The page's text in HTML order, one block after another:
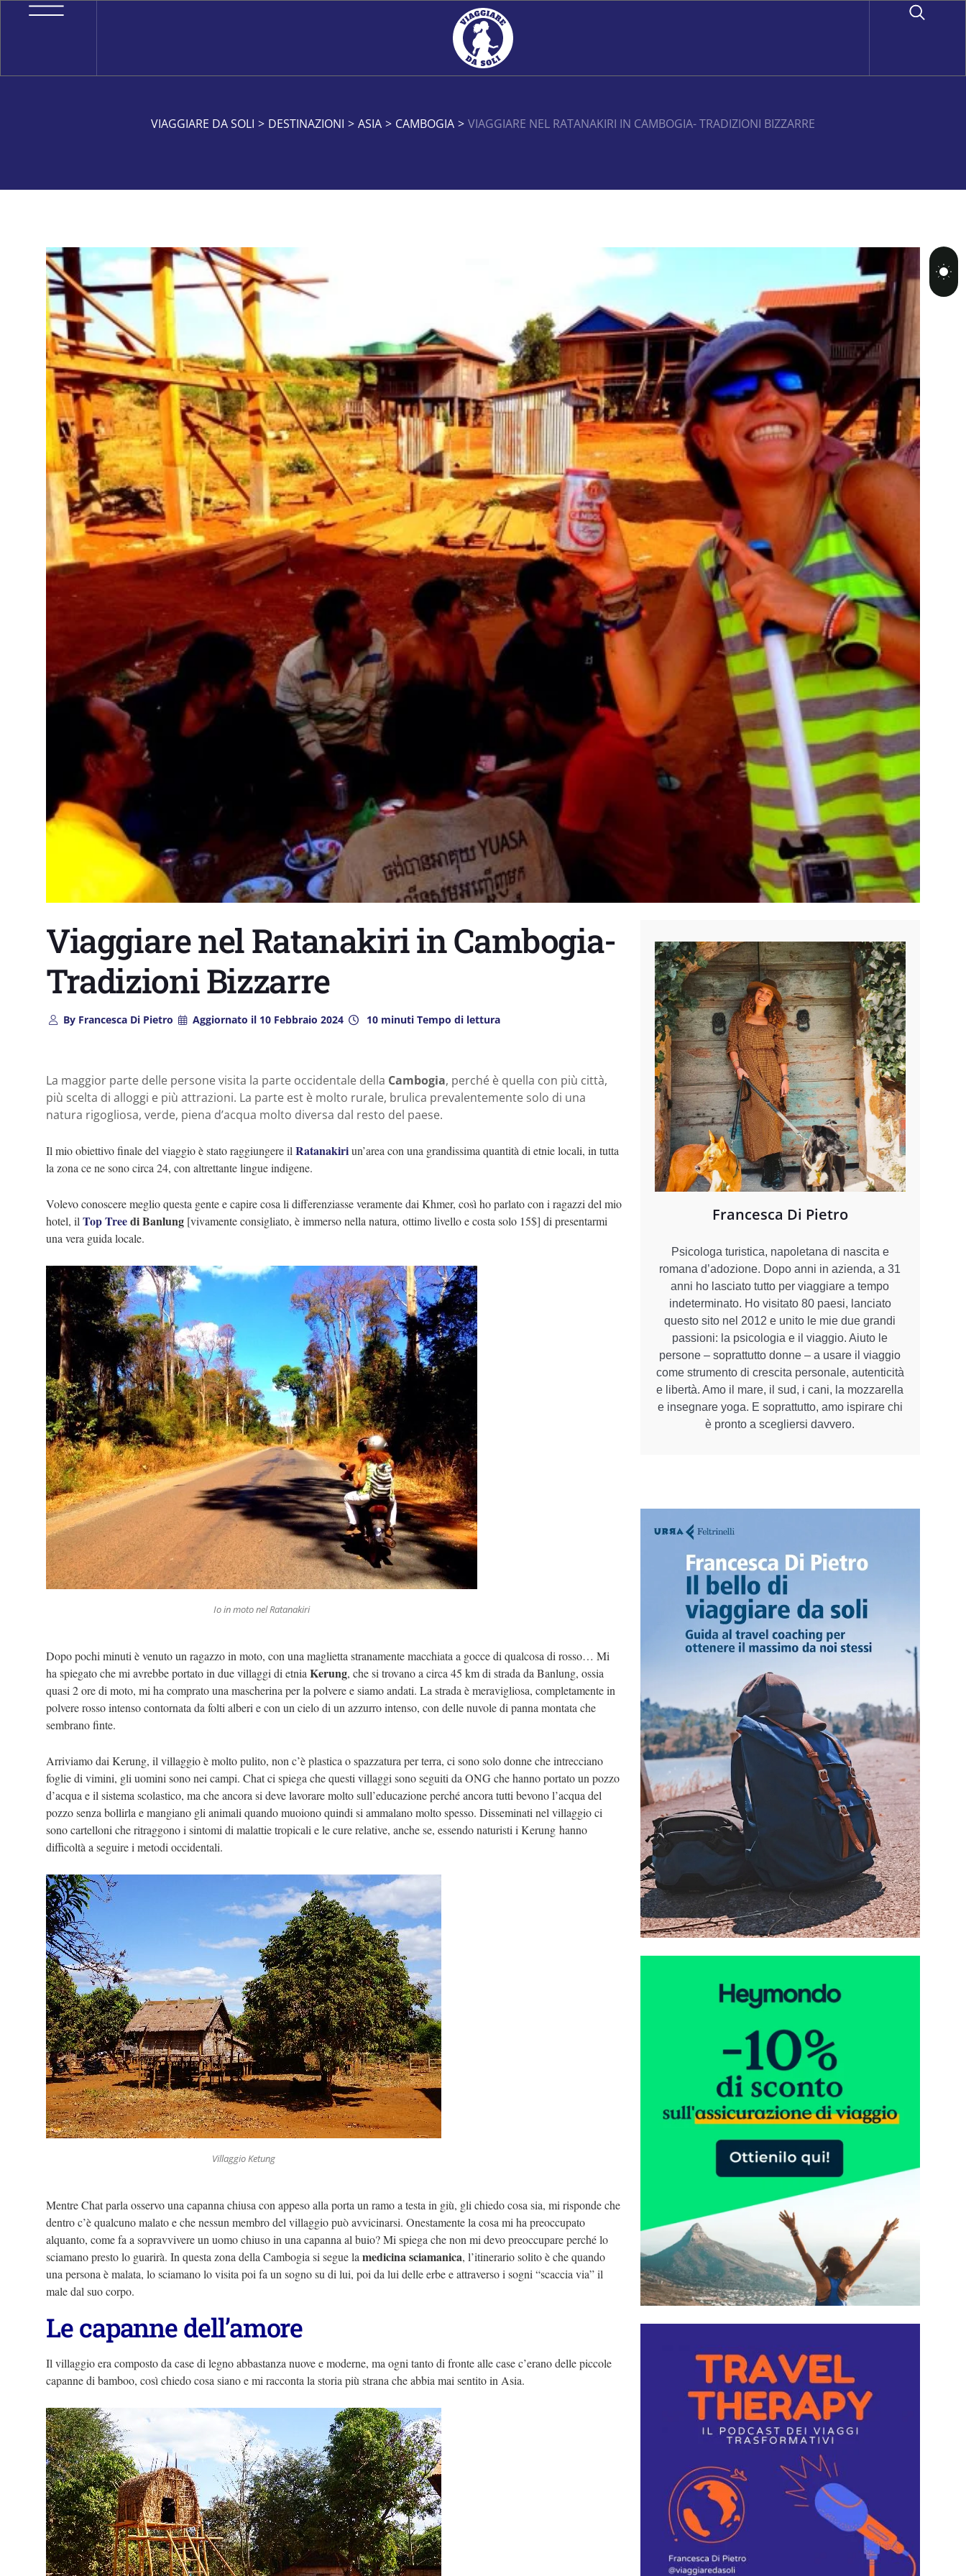
VIAGGIARE DA SOLI > DESTINAZIONI > ASIA > CAMBOGIA > VIAGGIARE NEL RATANAKIRI IN CAMBOGIA- TRADIZIONI BIZZARRE
Viaggiare nel Ratanakiri in Cambogia-
Tradizioni Bizzarre
ByFrancesca Di Pietro Aggiornato il 10 Febbraio 2024 10 minuti Tempo di lettura
La maggior parte delle persone visita la parte occidentale della Cambogia, perché è quella con più città,
più scelta di alloggi e più attrazioni. La parte est è molto rurale, brulica prevalentemente solo di una
natura rigogliosa, verde, piena d’acqua molto diversa dal resto del paese.
Il mio obiettivo finale del viaggio è stato raggiungere il Ratanakiriun’area con una grandissima quantità di etnie locali, in tutta
la zona ce ne sono circa 24, con altrettante lingue indigene.
Volevo conoscere meglio questa gente e capire cosa li differenziasse veramente dai Khmer, così ho parlato con i ragazzi del mio
hotel, il Top Treedi Banlung [vivamente consigliato, è immerso nella natura, ottimo livello e costa solo 15$] di presentarmi
una vera guida locale.
Io in moto nel Ratanakiri
Dopo pochi minuti è venuto un ragazzo in moto, con una maglietta stranamente macchiata a gocce di qualcosa di rosso… Mi
ha spiegato che mi avrebbe portato in due villaggi di etnia Kerung, che si trovano a circa 45 km di strada da Banlung, ossia
quasi 2 ore di moto, mi ha comprato una mascherina per la polvere e siamo andati. La strada è meravigliosa, completamente in
polvere rosso intenso contornata da folti alberi e con un cielo di un azzurro intenso, con delle nuvole di panna montata che
sembrano finte.
Arriviamo dai Kerung, il villaggio è molto pulito, non c’è plastica o spazzatura per terra, ci sono solo donne che intrecciano
foglie di vimini, gli uomini sono nei campi. Chat ci spiega che questi villaggi sono seguiti da ONG che hanno portato un pozzo
d’acqua e il sistema scolastico, ma che ancora si deve lavorare molto sull’educazione perché ancora tutti bevono l’acqua del
pozzo senza bollirla e mangiano gli animali quando muoiono quindi si ammalano molto spesso. Disseminati nel villaggio ci
sono cartelloni che ritraggono i sintomi di malattie tropicali e le cure relative, anche se, essendo naturisti i Kerung hanno
difficoltà a seguire i metodi occidentali.
Villaggio Ketung
Mentre Chat parla osservo una capanna chiusa con appeso alla porta un ramo a testa in giù, gli chiedo cosa sia, mi risponde che
dentro c’è qualcuno malato e che nessun membro del villaggio può avvicinarsi. Onestamente la cosa mi ha preoccupato
alquanto, come fa a sopravvivere un uomo chiuso in una capanna al buio? Mi spiega che non mi devo preoccupare perché lo
sciamano presto lo guarirà. In questa zona della Cambogia si segue la medicina sciamanica, l’itinerario solito è che quando
una persona è malata, lo sciamano lo visita poi fa un sogno su di lui, poi da lui delle erbe e attraverso i sogni “scaccia via” il
male dal suo corpo.
Le capanne dell’amore
Il villaggio era composto da case di legno abbastanza nuove e moderne, ma ogni tanto di fronte alle case c’erano delle piccole
capanne di bamboo, così chiedo cosa siano e mi racconta la storia più strana che abbia mai sentito in Asia.
Francesca Di Pietro
Psicologa turistica, napoletana di nascita e
romana d’adozione. Dopo anni in azienda, a 31
anni ho lasciato tutto per viaggiare a tempo
indeterminato. Ho visitato 80 paesi, lanciato
questo sito nel 2012 e unito le mie due grandi
passioni: la psicologia e il viaggio. Aiuto le
persone – soprattutto donne – a usare il viaggio
come strumento di crescita personale, autenticità
e libertà. Amo il mare, il sud, i cani, la mozzarella
e insegnare yoga. E soprattutto, amo ispirare chi
è pronto a scegliersi davvero.